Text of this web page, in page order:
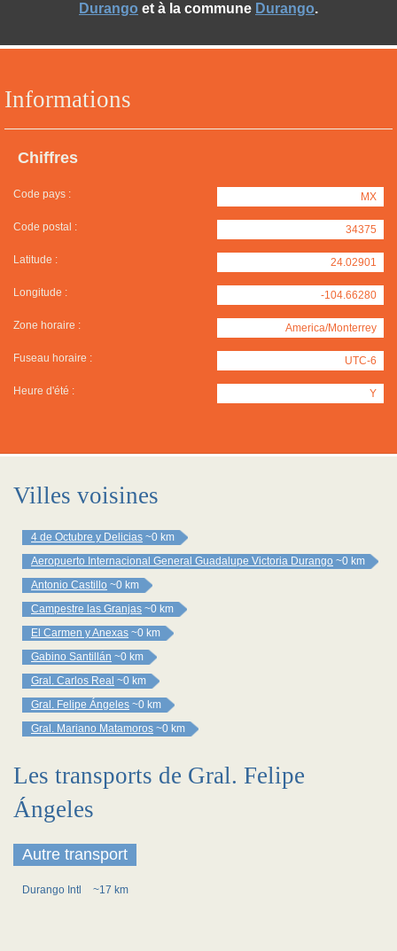
Informations
Chiffres
Code pays : MX
Code postal : 34375
Latitude : 24.02901
Longitude : -104.66280
Zone horaire : America/Monterrey
Fuseau horaire : UTC-6
Heure d'été : Y
Durango et à la commune Durango.
Villes voisines
4 de Octubre y Delicias ~0 km
Aeropuerto Internacional General Guadalupe Victoria Durango ~0 km
Antonio Castillo ~0 km
Campestre las Granjas ~0 km
El Carmen y Anexas ~0 km
Gabino Santillán ~0 km
Gral. Carlos Real ~0 km
Gral. Felipe Ángeles ~0 km
Gral. Mariano Matamoros ~0 km
Les transports de Gral. Felipe
Ángeles
Autre transport
Durango Intl ~17 km